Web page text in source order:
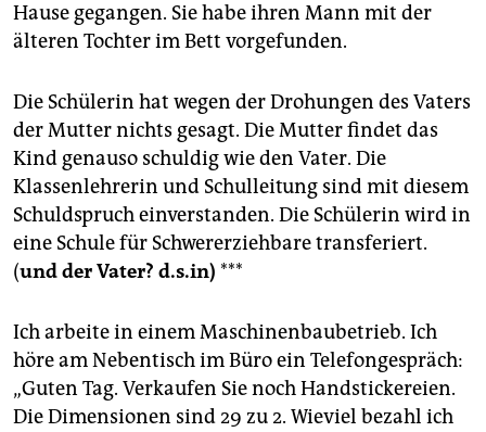
Hause gegangen. Sie habe ihren Mann mit der
älteren Tochter im Bett vorgefunden.
Die Schülerin hat wegen der Drohungen des Vaters
der Mutter nichts gesagt. Die Mutter findet das
Kind genauso schuldig wie den Vater. Die
Klassenlehrerin und Schulleitung sind mit diesem
Schuldspruch einverstanden. Die Schülerin wird in
eine Schule für Schwererziehbare transferiert.
(und der Vater? d.s.in) ***
Ich arbeite in einem Maschinenbaubetrieb. Ich
höre am Nebentisch im Büro ein Telefongespräch:
„Guten Tag. Verkaufen Sie noch Handstickereien.
Die Dimensionen sind 29 zu 2. Wieviel bezahl ich